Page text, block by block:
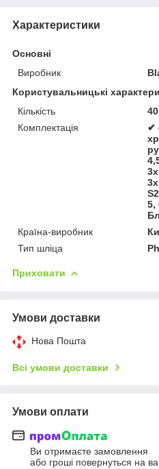
Характеристики
Основні
Виробник
Користувальницькі
Кількість
40
Комплектація
✔
5,
Країна-виробник
Тип шліца
Приховати
Умови доставки
Нова Пошта
Всі умови доставки
Умови оплати
Ви отримаєте замовлення
або гроші повернуться на